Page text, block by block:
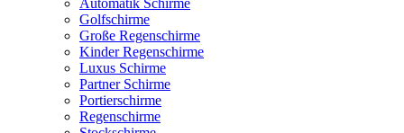
Automatik Schirme
Golfschirme
Große Regenschirme
Kinder Regenschirme
Luxus Schirme
Partner Schirme
Portierschirme
Regenschirme